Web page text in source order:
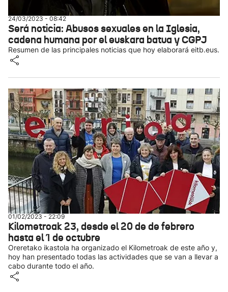
24/03/2023 - 08:42
Será noticia: Abusos sexuales en la Iglesia,
cadena humana por el euskara batua y CGPJ
Resumen de las principales noticias que hoy elaborará eitb.eus.
01/02/2023 - 22:09
Kilometroak 23, desde el 20 de de febrero
hasta el 1 de octubre
Oreretako ikastola ha organizado el Kilometroak de este año y,
hoy han presentado todas las actividades que se van a llevar a
cabo durante todo el año.